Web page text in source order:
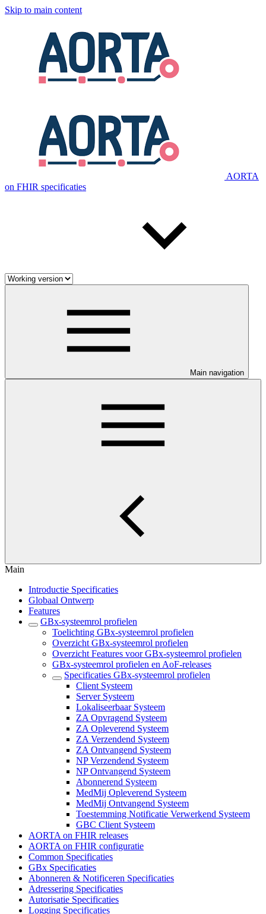
Skip to main content
AORTA
on FHIR specificaties
Main navigation
Main
Introductie Specificaties
Globaal Ontwerp
Features
GBx-systeemrol profielen
Toelichting GBx-systeemrol profielen
Overzicht GBx-systeemrol profielen
Overzicht Features voor GBx-systeemrol profielen
GBx-systeemrol profielen en AoF-releases
Specificaties GBx-systeemrol profielen
Client Systeem
Server Systeem
Lokaliseerbaar Systeem
ZA Opvragend Systeem
ZA Opleverend Systeem
ZA Verzendend Systeem
ZA Ontvangend Systeem
NP Verzendend Systeem
NP Ontvangend Systeem
Abonnerend Systeem
MedMij Opleverend Systeem
MedMij Ontvangend Systeem
Toestemming Notificatie Verwerkend Systeem
GBC Client Systeem
AORTA on FHIR releases
AORTA on FHIR configuratie
Common Specificaties
GBx Specificaties
Abonneren & Notificeren Specificaties
Adressering Specificaties
Autorisatie Specificaties
Logging Specificaties